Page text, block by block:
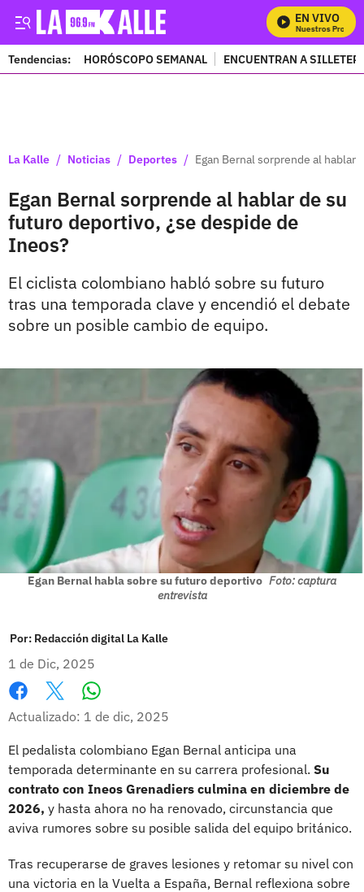
EN VIVO
Mira Todos Nuestros
Tendencias: HORÓSCOPO SEMANAL ENCUENTRAN A
La Kalle / Noticias / Deportes / Egan Bernal sorprende al
Egan Bernal sorprende al hablar de su
futuro deportivo, ¿se despide de
Ineos?
El ciclista colombiano habló sobre su futuro
tras una temporada clave y encendió el debate
sobre un posible cambio de equipo.
Egan Bernal habla sobre su futuro deportivo Foto: captura
entrevista
Por: Redacción digital La Kalle
1 de Dic, 2025
Facebook
X
Actualizado: 1 de dic, 2025
El pedalista colombiano Egan Bernal anticipa una
temporada determinante en su carrera profesional. Su
contrato con Ineos Grenadiers culmina en diciembre de
2026, y hasta ahora no ha renovado, circunstancia que
aviva rumores sobre su posible salida del equipo británico.
Tras recuperarse de graves lesiones y retomar su nivel con
una victoria en la Vuelta a España, Bernal reflexiona sobre